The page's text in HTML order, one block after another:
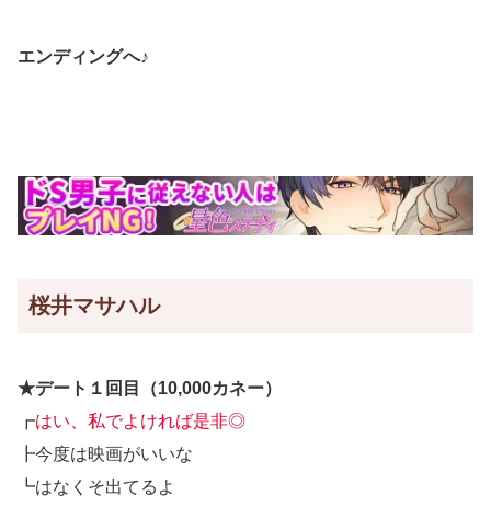
エンディングへ♪
桜井マサハル
★デート１回目（10,000カネー）
┏はい、私でよければ是非◎
┣今度は映画がいいな
┗はなくそ出てるよ